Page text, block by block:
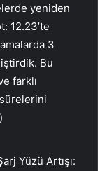
yeniden
12.23’te
3
Bu
farklı
Yüzü Artışı: